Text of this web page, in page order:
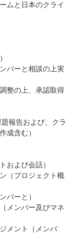
ムと日本のクライ
バーと相談の上実
整の上、承認取得
報告および、クラ
成含む）
よび会話）
（プロジェクト概
バーと）
メンバー及びマネ
メント（メンバ